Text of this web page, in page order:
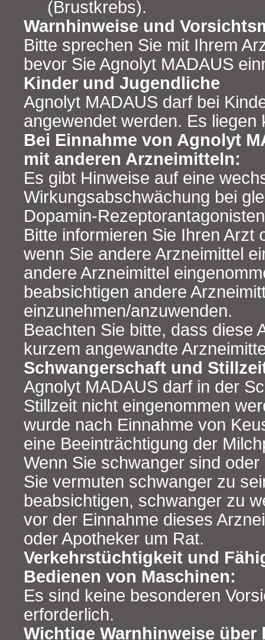
(Brustkrebs).
Warnhinweise und
Bitte sprechen Sie mit Ihrem
bevor Sie Agnolyt MADAUS
Kinder und Jugendliche
Agnolyt MADAUS darf bei
angewendet werden. Es liegen
Bei Einnahme von Agnolyt
mit anderen Arzneimitteln:
Es gibt Hinweise auf eine
Wirkungsabschwächung bei
Dopamin-
Bitte informieren Sie Ihren Arzt
wenn Sie andere Arzneimittel
andere Arzneimittel
beabsichtigen andere
einzunehmen/anzuwenden.
Beachten Sie bitte, dass diese
kurzem angewandte
Schwangerschaft und
Agnolyt MADAUS darf in der
Stillzeit nicht eingenommen
wurde nach Einnahme von
eine Beeinträchtigung der
Wenn Sie schwanger sind
Sie vermuten schwanger zu
beabsichtigen, schwanger zu
vor der Einnahme dieses
oder Apotheker um Rat.
Verkehrstüchtigkeit und
Bedienen von Maschinen:
Es sind keine besonderen
erforderlich.
Wichtige Warnhinweise über